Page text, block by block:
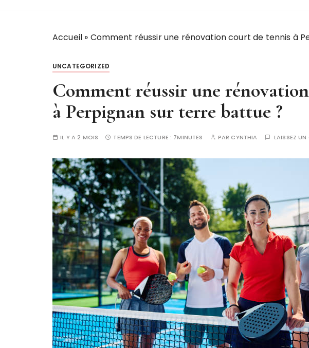
Accueil » Comment réussir une rénovation court de tennis à
UNCATEGORIZED
Comment réussir une
à Perpignan sur terre battue ?
IL Y A 2 MOIS TEMPS DE LECTURE : 7MINUTES PAR CYNTHIA LAISSEZ